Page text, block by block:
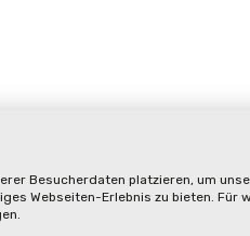
Besucherdaten platzieren, um
Webseiten-Erlebnis zu bieten.